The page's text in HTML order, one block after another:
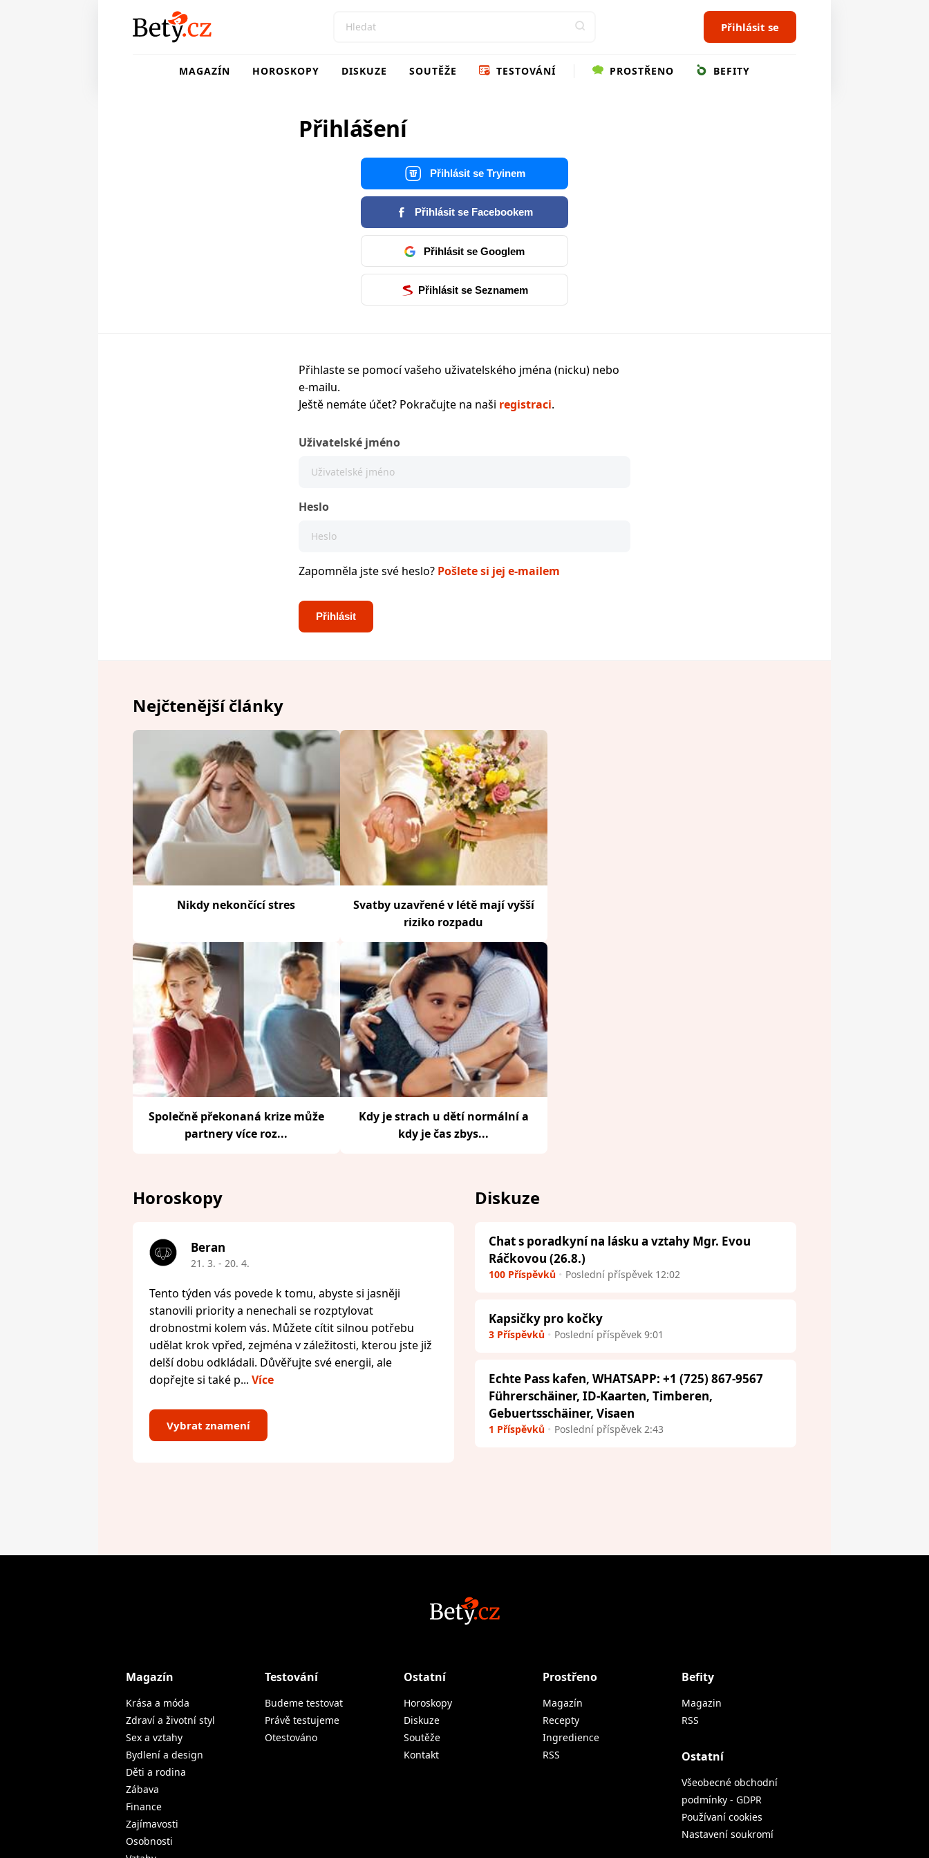
Přihlásit se
MAGAZÍN HOROSKOPY DISKUZE SOUTĚŽE TESTOVÁNÍ PROSTŘENO BEFITY
Přihlášení
Přihlásit se Tryinem
Přihlásit se Facebookem
Přihlásit se Googlem
Přihlásit se Seznamem
Přihlaste se pomocí vašeho uživatelského jména (nicku) nebo
e-mailu.
Ještě nemáte účet? Pokračujte na naši registraci.
Uživatelské jméno
Heslo
Zapomněla jste své heslo? Pošlete si jej e-mailem
Nejčtenější články
Nikdy nekončící stres
Svatby uzavřené v létě mají vyšší
riziko rozpadu
Společně překonaná krize může
partnery více roz...
Kdy je strach u dětí normální a
kdy je čas zbys...
Horoskopy
Beran
21. 3. - 20. 4.
Tento týden vás povede k tomu, abyste si jasněji
stanovili priority a nenechali se rozptylovat
drobnostmi kolem vás. Můžete cítit silnou potřebu
udělat krok vpřed, zejména v záležitosti, kterou jste již
delší dobu odkládali. Důvěřujte své energii, ale
dopřejte si také p... Více
Vybrat znamení
Diskuze
Chat s poradkyní na lásku a vztahy Mgr. Evou
Ráčkovou (26.8.)
100 Příspěvků Poslední příspěvek 12:02
Kapsičky pro kočky
3 Příspěvků Poslední příspěvek 9:01
Echte Pass kafen, WHATSAPP: +1 (725) 867-9567
Führerschäiner, ID-Kaarten, Timberen,
Gebuertsschäiner, Visaen
1 Příspěvků Poslední příspěvek 2:43
Magazín
Krása a móda
Zdraví a životní styl
Sex a vztahy
Bydlení a design
Děti a rodina
Zábava
Finance
Zajímavosti
Osobnosti
Testování
Budeme testovat
Právě testujeme
Otestováno
Ostatní
Horoskopy
Diskuze
Soutěže
Kontakt
Prostřeno
Magazín
Recepty
Ingredience
RSS
Befity
Magazin
RSS
Ostatní
Všeobecné obchodní
podmínky - GDPR
Používaní cookies
Nastavení soukromí